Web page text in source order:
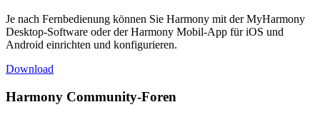
Je nach Fernbedienung können Sie Harmony mit der MyHarmony
Desktop-Software oder der Harmony Mobil-App für iOS und
Android einrichten und konfigurieren.
Download
Harmony Community-Foren